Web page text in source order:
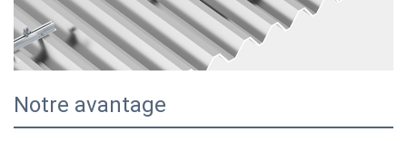
Notre avantage